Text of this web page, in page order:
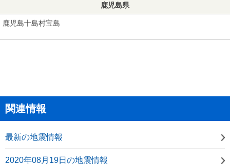
鹿児島県
鹿児島十島村宝島
関連情報
最新の地震情報
2020年08月19日の地震情報